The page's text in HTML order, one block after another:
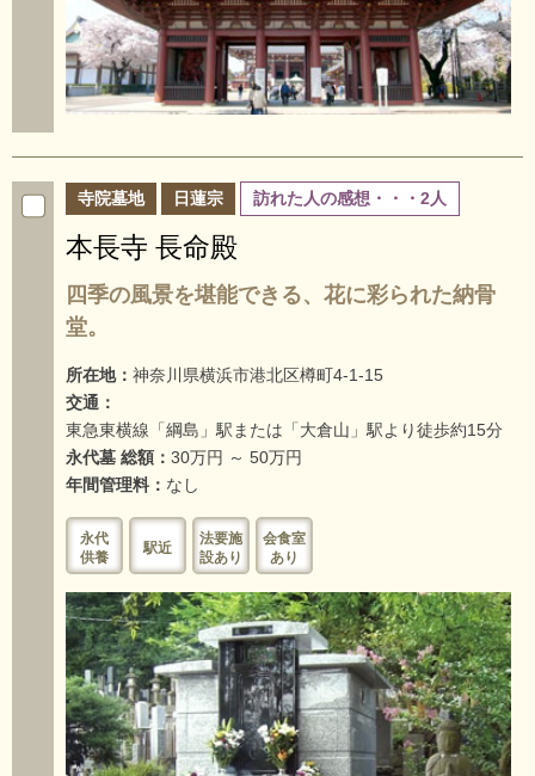
寺院墓地 日蓮宗 訪れた人の感想・・・2人
本長寺 長命殿
四季の風景を堪能できる、花に彩られた納骨
堂。
所在地： 神奈川県横浜市港北区樽町4-1-15
交通：
東急東横線「綱島」駅または「大倉山」駅より徒歩約15分
永代墓 総額： 30万円 ～ 50万円
年間管理料： なし
永代
供養
駅近
法要施
設あり
会食室
あり